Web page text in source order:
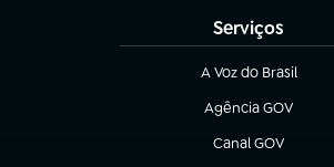
Serviços
A Voz do Brasil
(abre em nova aba)
Agência GOV
(abre em nova aba)
Canal GOV
(abre em nova aba)